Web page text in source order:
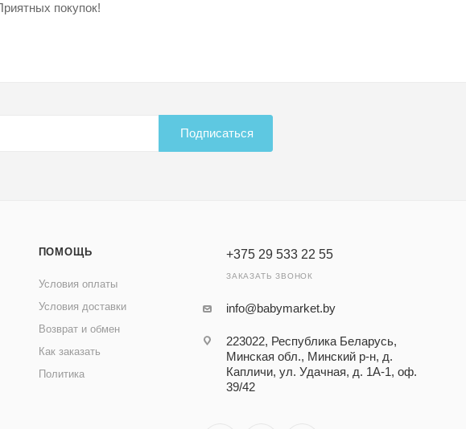
покупок!
Подписаться
ПОМОЩЬ
Условия оплаты
Условия доставки
Возврат и обмен
Как заказать
Политика
+375 29 533 22 55
ЗАКАЗАТЬ ЗВОНОК
info@babymarket.by
223022, Республика Беларусь,
Минская обл., Минский р-н, д.
Капличи, ул. Удачная, д. 1А-1, оф.
39/42